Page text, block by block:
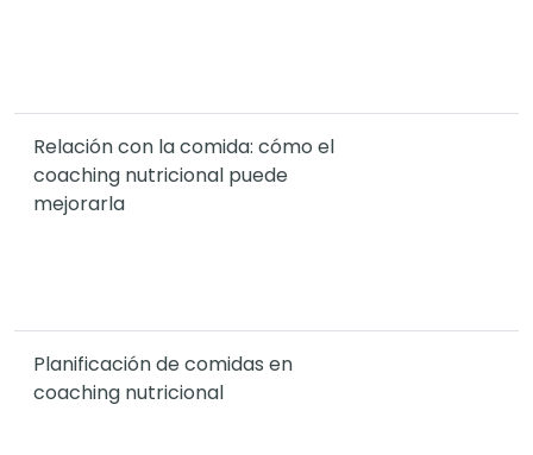
Relación con la comida: cómo el
coaching nutricional puede
mejorarla
Planificación de comidas en
coaching nutricional